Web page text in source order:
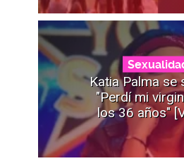
Katia Palma se
"Perdí mi
los 36 años"